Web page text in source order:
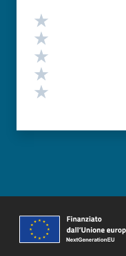
Valutazione